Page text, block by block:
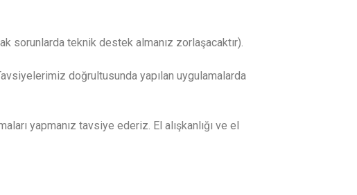
sorunlarda teknik destek almanız zorlaşacaktır).
doğrultusunda yapılan uygulamalarda
yapmanız tavsiye ederiz. El alışkanlığı ve el